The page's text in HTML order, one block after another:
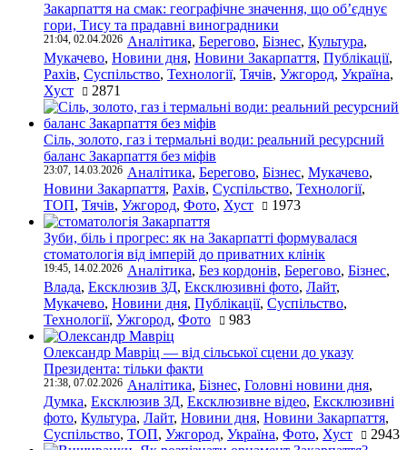
Закарпаття на смак: географічне значення, що об’єднує
гори, Тису та прадавні виноградники
21:04, 02.04.2026 Аналітика, Берегово, Бізнес, Культура,
Мукачево, Новини дня, Новини Закарпаття, Публікації,
Рахів, Суспільство, Технології, Тячів, Ужгород, Україна,
Хуст
2871
Сіль, золото, газ і термальні води: реальний ресурсний
баланс Закарпаття без міфів
23:07, 14.03.2026 Аналітика, Берегово, Бізнес, Мукачево,
Новини Закарпаття, Рахів, Суспільство, Технології,
ТОП, Тячів, Ужгород, Фото, Хуст 1973
Зуби, біль і прогрес: як на Закарпатті формувалася
стоматологія від імперій до приватних клінік
19:45, 14.02.2026 Аналітика, Без кордонів, Берегово, Бізнес,
Влада, Ексклюзив ЗД, Ексклюзивні фото, Лайт,
Мукачево, Новини дня, Публікації, Суспільство,
Технології, Ужгород, Фото 983
Олександр Мавріц — від сільської сцени до указу
Президента: тільки факти
21:38, 07.02.2026 Аналітика, Бізнес, Головні новини дня,
Думка, Ексклюзив ЗД, Ексклюзивне відео, Ексклюзивні
фото, Культура, Лайт, Новини дня, Новини Закарпаття,
Суспільство, ТОП, Ужгород, Україна, Фото, Хуст 2943